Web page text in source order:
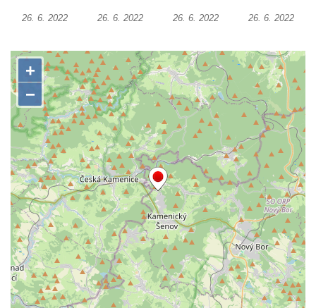
Centrální kříž bývalého hřbitova v Horním
Kříž jižně od Prysku
Boží muka svatého Floriána v Mezné
Neugebauerův kříž východně od Sloupu v
Čechách
Kříž u kostela Zvěstování Panny Marie v
Duchcově
Údajný kříž před kostelem svatých Petra a
Pavla v Jeníkově
Kříž na návsi v Jeníkově
Kříž na křižovatce v Teplické ulici v Lahošti
Kříž U Pěti lip na pastvině severovýchodně
od Mikulášovic
Kříž na rozcestí u domu čp. 123 v
26. 6. 2022 26. 6. 2022 26. 6. 2022 26. 6. 2022